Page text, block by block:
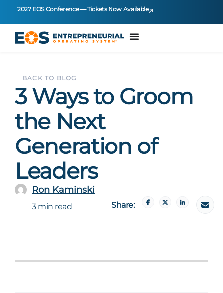
2027 EOS Conference — Tickets Now Available
BACK TO BLOG
3 Ways to Groom
the Next
Generation of
Leaders
Ron Kaminski
3 min read Share: